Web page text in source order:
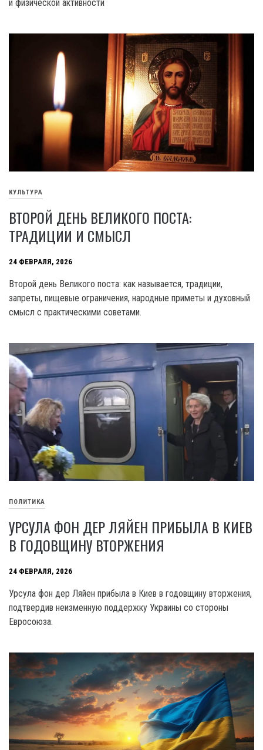
и физической активности
КУЛЬТУРА
ВТОРОЙ ДЕНЬ ВЕЛИКОГО ПОСТА:
ТРАДИЦИИ И СМЫСЛ
24 ФЕВРАЛЯ, 2026
Второй день Великого поста: как называется, традиции,
запреты, пищевые ограничения, народные приметы и духовный
смысл с практическими советами.
ПОЛИТИКА
УРСУЛА ФОН ДЕР ЛЯЙЕН ПРИБЫЛА В КИЕВ
В ГОДОВЩИНУ ВТОРЖЕНИЯ
24 ФЕВРАЛЯ, 2026
Урсула фон дер Ляйен прибыла в Киев в годовщину вторжения,
подтвердив неизменную поддержку Украины со стороны
Евросоюза.